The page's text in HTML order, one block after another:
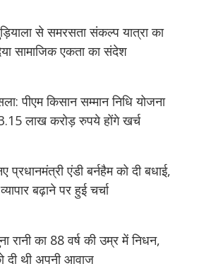
से समरसता संकल्प यात्रा का
सामाजिक एकता का संदेश
पीएम किसान सम्मान निधि योजना
लाख करोड़ रुपये होंगे खर्च
प्रधानमंत्री एंडी बर्नहैम को दी बधाई,
बढ़ाने पर हुई चर्चा
रानी का 88 वर्ष की उम्र में निधन,
दी थी अपनी आवाज